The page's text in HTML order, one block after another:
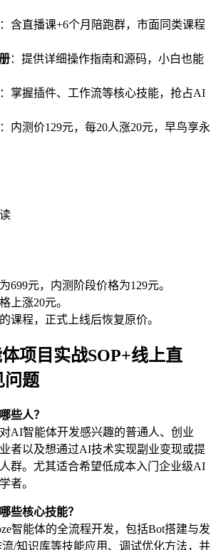
：含直播课+6个月陪跑群，市面同类课程
：提供详细操作指南和源码，小白也能
：掌握插件、工作流等核心技能，抢占AI
：内测价129元，每20人涨20元，早鸟享永
699元，内测阶段价格为129元。
上涨20元。
课程，正式上线后恢复原价。
体项目实战SOP+线上直
问题
些人？
AI智能体开发感兴趣的普通人、创业
者以及想通过AI技术实现副业变现或提
群。尤其适合希望低成本入门企业级AI
者。
些核心技能？
智能体的全流程开发，包括Bot搭建与发
/知识库等技能应用、调试优化方法，并